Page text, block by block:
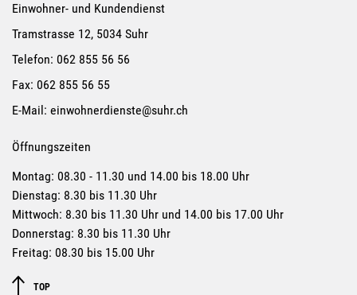
Einwohner- und Kundendienst
Tramstrasse 12, 5034 Suhr
Telefon: 062 855 56 56
Fax: 062 855 56 55
E-Mail: einwohnerdienste@suhr.ch
Öffnungszeiten
Montag: 08.30 - 11.30 und 14.00 bis 18.00 Uhr
Dienstag: 8.30 bis 11.30 Uhr
Mittwoch: 8.30 bis 11.30 Uhr und 14.00 bis 17.00 Uhr
Donnerstag: 8.30 bis 11.30 Uhr
Freitag: 08.30 bis 15.00 Uhr
TOP